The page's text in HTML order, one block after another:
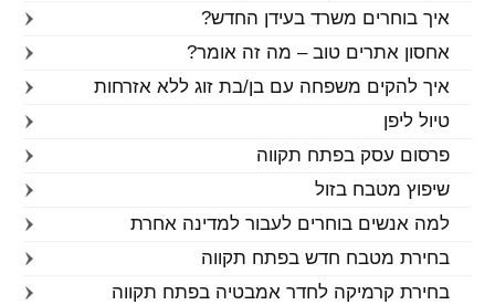
איך בוחרים משרד בעידן החדש?
אחסון אתרים טוב – מה זה אומר?
איך להקים משפחה עם בן/בת זוג ללא אזרחות
טיול ליפן
פרסום עסק בפתח תקווה
שיפוץ מטבח בזול
למה אנשים בוחרים לעבור למדינה אחרת
בחירת מטבח חדש בפתח תקווה
בחירת קרמיקה לחדר אמבטיה בפתח תקווה